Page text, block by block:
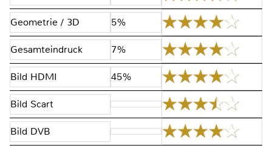
Geometrie / 3D 5%
Gesamteindruck 7%
Bild HDMI 45%
Bild Scart
Bild DVB